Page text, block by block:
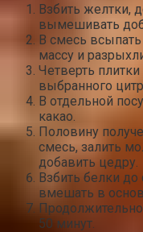
Взбить желтки,
вымешивать
В смесь
массу и
Четверть
выбранного
В отдельной
какао.
Половину
смесь, залить
добавить цедру.
Взбить белки до
вмешать в
50 минут.